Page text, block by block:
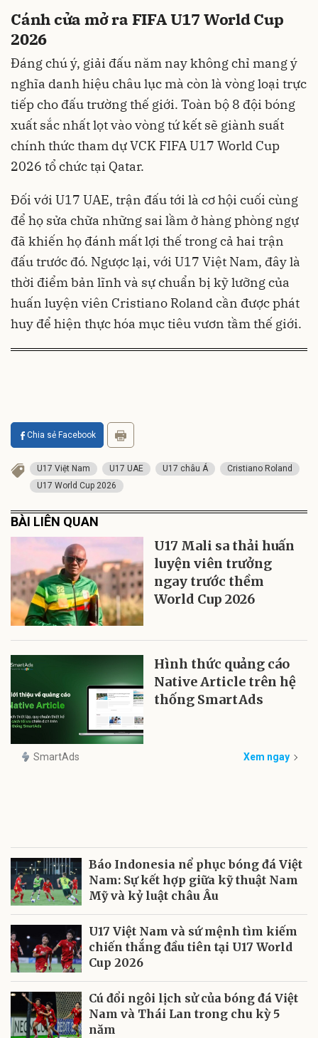
Cánh cửa mở ra FIFA U17 World Cup
2026
Đáng chú ý, giải đấu năm nay không chỉ mang ý
nghĩa danh hiệu châu lục mà còn là vòng loại trực
tiếp cho đấu trường thế giới. Toàn bộ 8 đội bóng
xuất sắc nhất lọt vào vòng tứ kết sẽ giành suất
chính thức tham dự VCK FIFA U17 World Cup
2026 tổ chức tại Qatar.
Đối với U17 UAE, trận đấu tới là cơ hội cuối cùng
để họ sửa chữa những sai lầm ở hàng phòng ngự
đã khiến họ đánh mất lợi thế trong cả hai trận
đấu trước đó. Ngược lại, với U17 Việt Nam, đây là
thời điểm bản lĩnh và sự chuẩn bị kỹ lưỡng của
huấn luyện viên Cristiano Roland cần được phát
huy để hiện thực hóa mục tiêu vươn tầm thế giới.
Chia sẻ Facebook
U17 Việt Nam U17 UAE U17 châu Á
Cristiano Roland
U17 World Cup 2026
BÀI LIÊN QUAN
U17 Mali sa thải huấn
luyện viên trưởng
ngay trước thềm
World Cup 2026
Hình thức quảng cáo
Native Article trên hệ
thống SmartAds
SmartAds Xem ngay
Báo Indonesia nể phục bóng đá Việt
Nam: Sự kết hợp giữa kỹ thuật Nam
Mỹ và kỷ luật châu Âu
U17 Việt Nam và sứ mệnh tìm kiếm
chiến thắng đầu tiên tại U17 World
Cup 2026
Cú đổi ngôi lịch sử của bóng đá Việt
Nam và Thái Lan trong chu kỳ 5
năm